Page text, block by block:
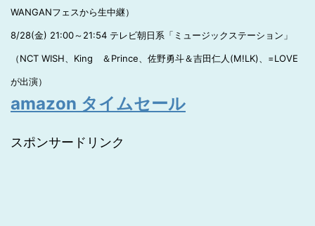
WANGANフェスから生中継）
8/28(金) 21:00～21:54 テレビ朝日系「ミュージックステーション」
（NCT WISH、King ＆Prince、佐野勇斗＆吉田仁人(M!LK)、=LOVE
が出演）
amazon タイムセール
スポンサードリンク